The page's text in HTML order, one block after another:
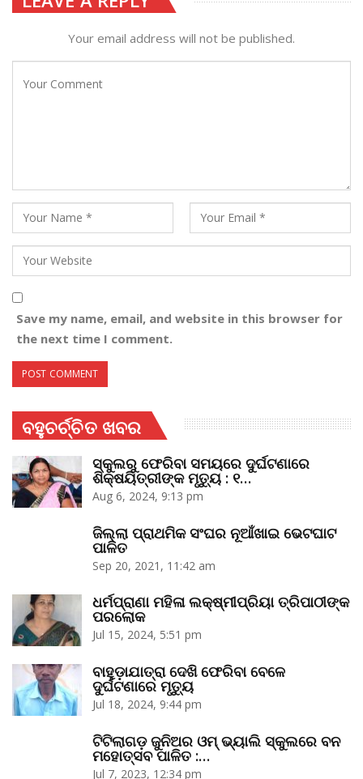
Your email address will not be published.
Save my name, email, and website in this browser for
the next time I comment.
ବହୁଚର୍ଚ୍ଚିତ ଖବର
ସ୍କୁଲରୁ ଫେରିବା ସମୟରେ ଦୁର୍ଘଟଣାରେ
ଶିକ୍ଷୟିତ୍ରୀଙ୍କ ମୃତ୍ୟୁ : ୧…
Aug 6, 2024, 9:13 pm
ଜିଲ୍ଲା ପ୍ରାଥମିକ ସଂଘର ନୂଆଁଖାଇ ଭେଟଘାଟ
ପାଳିତ
Sep 20, 2021, 11:42 am
ଧର୍ମପ୍ରାଣା ମହିଳା ଲକ୍ଷ୍ମୀପ୍ରିୟା ତ୍ରିପାଠୀଙ୍କ
ପରଲୋକ
Jul 15, 2024, 5:51 pm
ବାହୁଡ଼ାଯାତ୍ରା ଦେଖି ଫେରିବା ବେଳେ
ଦୁର୍ଘଟଣାରେ ମୃତ୍ୟୁ
Jul 18, 2024, 9:44 pm
ଟିଟିଲାଗଡ଼ ଜୁନିଅର ଓମ୍‌ ଭ୍ୟାଲି ସ୍କୁଲରେ ବନ
ମହୋତ୍ସବ ପାଳିତ :…
Jul 7, 2023, 12:34 pm